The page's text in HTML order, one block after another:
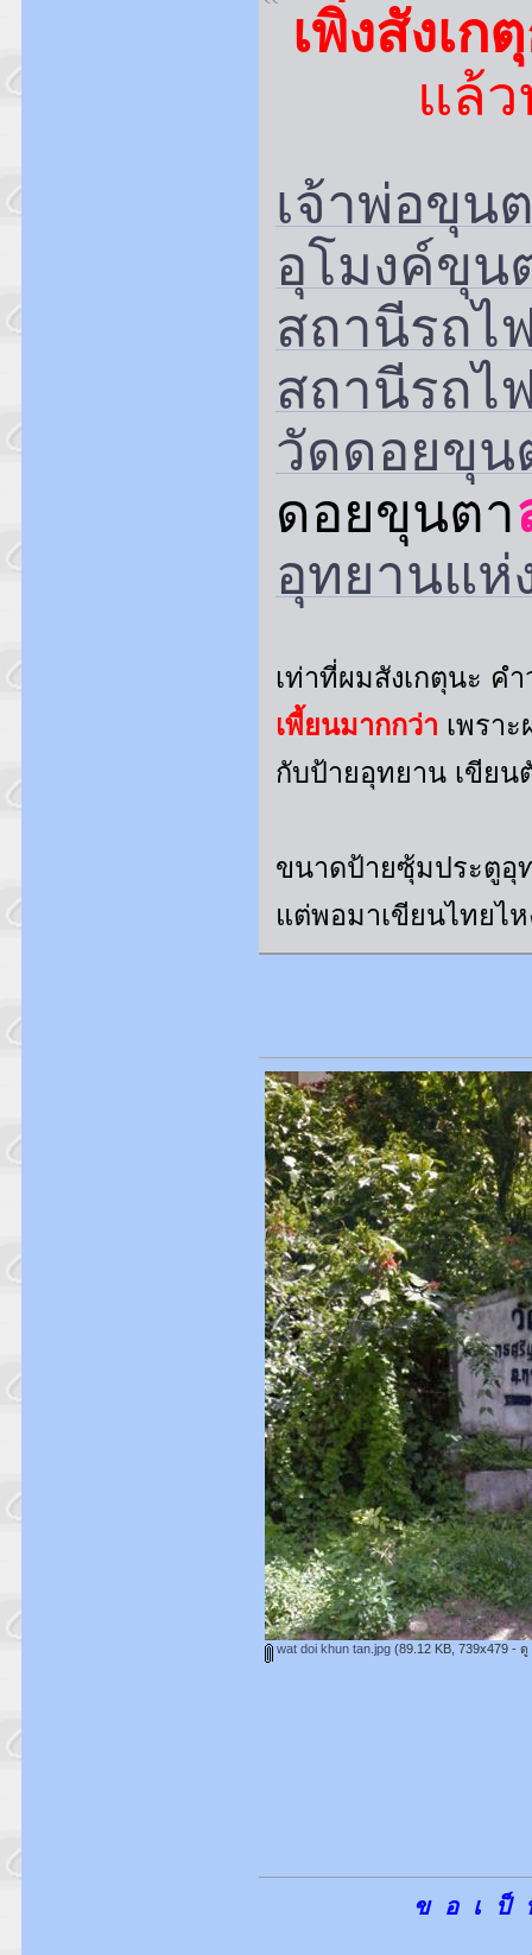
เพิ่งสังเ
แล้
เจ้าพ่อขุน
อุโมงค์ขุน
สถานีรถไ
สถานีรถไ
วัดดอยขุน
ดอยขุนตา
อุทยานแห่
เท่าที่ผมสังเกตุนะ คำ
เพี้ยนมากกว่า เพรา
กับป้ายอุทยาน เขียน
ขนาดป้ายซุ้มประตูอุ
แต่พอมาเขียนไทยไ
wat doi khun tan.jpg(89.12 KB, 739x479 - ดู
ข อ เ ป็